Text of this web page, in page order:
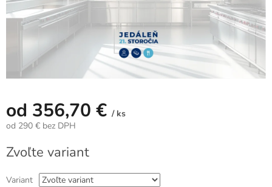
od 356,70 € / ks
od 290 € bez DPH
cena:
Zvoľte variant
Variant